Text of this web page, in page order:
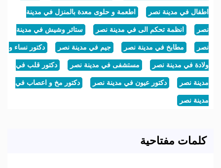
اطفال في مدينة نصر اطعمة و حلوى معدة بالمنزل في مدينة
نصر انظمة تحكم الى في مدينة نصر ستائر وشيش في مدينة
نصر مطابخ في مدينة نصر جيم في مدينة نصر دكتور نساء و
ولادة في مدينة نصر مستشفى في مدينة نصر دكتور قلب في
مدينة نصر دكتور عيون في مدينة نصر دكتور مخ و اعصاب في
مدينة نصر
كلمات مفتاحية